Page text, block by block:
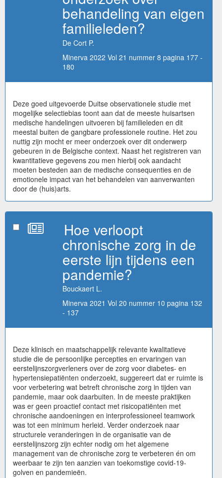
behandeling van eigen
familieleden?
De Cort P.
Minerva 2022 Vol 21 nummer 8 pagina 177 -
180
Deze goed uitgevoerde Duitse observationele studie met
mogelijke selectiebias toont aan dat de meeste huisartsen
medische handelingen uitvoeren bij familieleden en dit
meestal buiten de gangbare professionele routine. Het zou
nuttig zijn mocht er meer onderzoek over dit onderwerp
gebeuren in de Belgische context. Naast het registreren van
kwantitatieve gegevens zou men hierbij ook aandacht
moeten besteden aan de medische consequenties en de
emotionele impact van het behandelen van aanverwanten
door de (huis)arts.
Hoe verloopt
chronische zorg in de
eerste lijn tijdens een
pandemie?
Bouckaert L.
Minerva 2021 Vol 20 nummer 10 pagina 132
- 137
Deze klinisch en maatschappelijk relevante kwalitatieve
studie die de persoonlijke percepties en ervaringen van
eerstelijnszorgverleners over de zorg voor diabetes- en
hypertensiepatiënten onderzoekt, suggereert dat er ruimte is
voor verbetering wat betreft chronische zorg in tijden van
pandemie, maar ook daarbuiten. In de meeste praktijken
was er geen proactief contact met risicopatiënten met
chronische aandoeningen en interprofessioneel teamwork
was tot een minimum herleid. Verder onderzoek naar
structurele veranderingen in de organisatie van de
eerstelijnszorg zijn echter nodig om het algemene
management van de chronische zorg te verbeteren én om
weerbaar te zijn ten aanzien van toekomstige covid-19-
golven en pandemieën.